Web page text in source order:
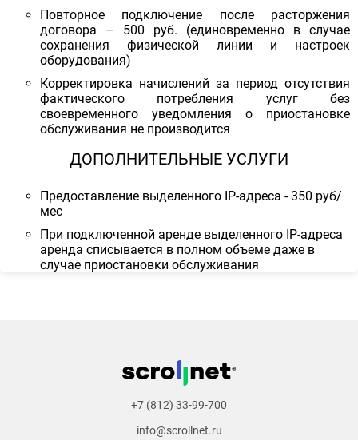
Повторное подключение после расторжения
договора – 500 руб. (единовременно в случае
сохранения физической линии и настроек
оборудования)
Корректировка начислений за период отсутствия
фактического потребления услуг без
своевременного уведомления о приостановке
обслуживания не производится
ДОПОЛНИТЕЛЬНЫЕ УСЛУГИ
Предоставление выделенного IP-адреса - 350 руб/
мес
При подключенной аренде выделенного IP-адреса
аренда списывается в полном объеме даже в
случае приостановки обслуживания
+7 (812) 33-99-700
info@scrollnet.ru